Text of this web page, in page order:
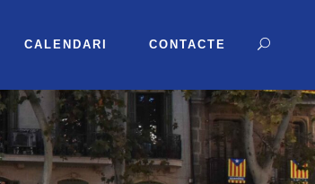
CALENDARI CONTACTE